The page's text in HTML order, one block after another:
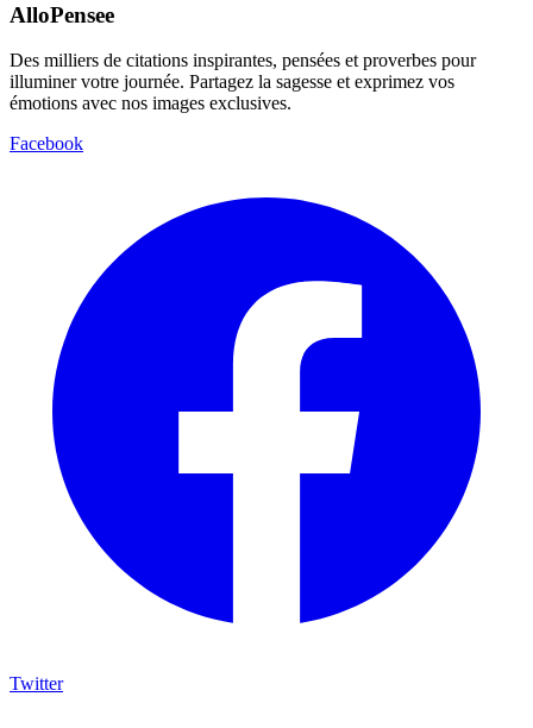
AlloPensee
Des milliers de citations inspirantes, pensées et proverbes pour
illuminer votre journée. Partagez la sagesse et exprimez vos
émotions avec nos images exclusives.
Facebook
Twitter